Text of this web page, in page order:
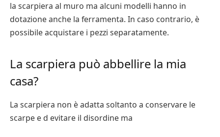
la scarpiera al muro ma alcuni modelli hanno in
dotazione anche la ferramenta. In caso contrario, è
possibile acquistare i pezzi separatamente.
La scarpiera può abbellire la mia
casa?
La scarpiera non è adatta soltanto a conservare le
scarpe e d evitare il disordine ma